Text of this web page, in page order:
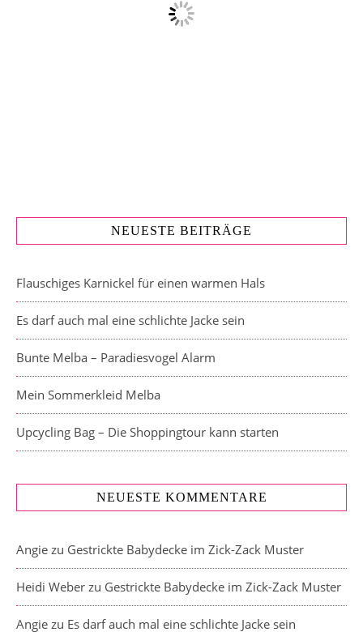
NEUESTE BEITRÄGE
Flauschiges Karnickel für einen warmen Hals
Es darf auch mal eine schlichte Jacke sein
Bunte Melba – Paradiesvogel Alarm
Mein Sommerkleid Melba
Upcycling Bag – Die Shoppingtour kann starten
NEUESTE KOMMENTARE
Angie zu Gestrickte Babydecke im Zick-Zack Muster
Heidi Weber zu Gestrickte Babydecke im Zick-Zack Muster
Angie zu Es darf auch mal eine schlichte Jacke sein